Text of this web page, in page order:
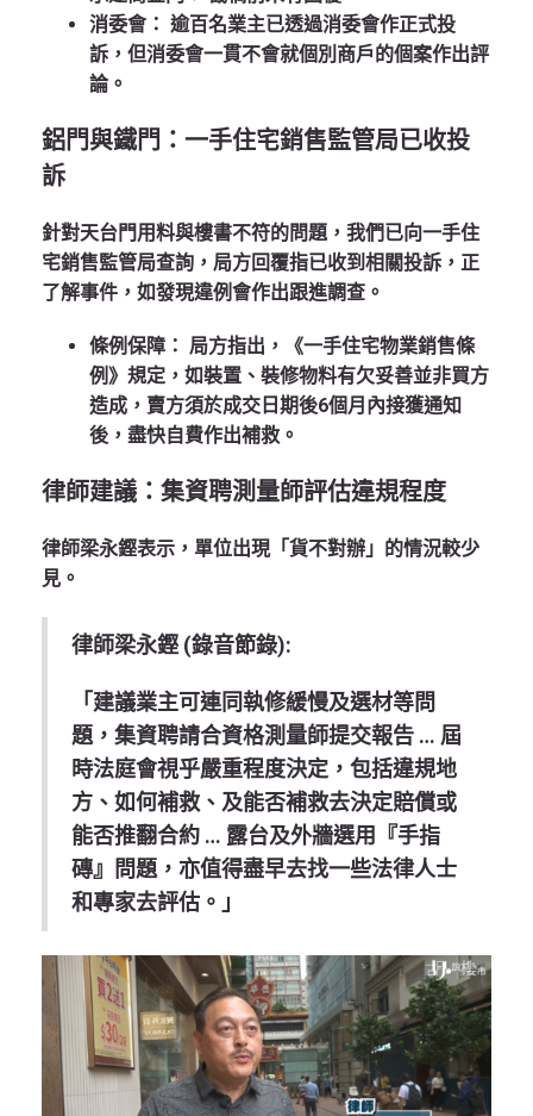
消委會： 逾百名業主已透過消委會作正式投
訴，但消委會一貫不會就個別商戶的個案作出評
論。
鋁門與鐵門：一手住宅銷售監管局已收投
訴
針對天台門用料與樓書不符的問題，我們已向一手住
宅銷售監管局查詢，局方回覆指已收到相關投訴，正
了解事件，如發現違例會作出跟進調查。
條例保障： 局方指出，《一手住宅物業銷售條
例》規定，如裝置、裝修物料有欠妥善並非買方
造成，賣方須於成交日期後6個月 內接獲通知
後，盡快自費作出補救。
律師建議：集資聘測量師評估違規程度
律師梁永鏗表示，單位出現「貨不對辦」的情況較少
見。
律師梁永鏗 (錄音節錄):
「建議業主可連同執修緩慢及選材等問
題，集資聘請合資格測量師提交報告 … 屆
時法庭會視乎嚴重程度決定，包括違規地
方、如何補救、及能否補救去決定賠償或
能否推翻合約 … 露台及外牆選用『手指
磚』問題，亦值得盡早去找一些法律人士
和專家去評估。」